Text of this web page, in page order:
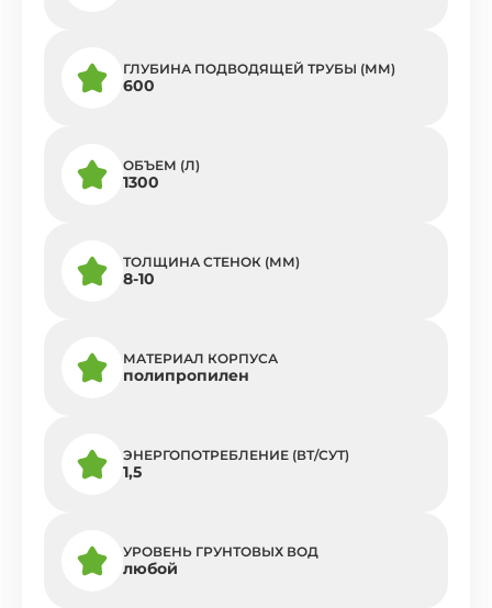
ГЛУБИНА ПОДВОДЯЩЕЙ ТРУБЫ (ММ)
600
ОБЪЕМ (Л)
1300
ТОЛЩИНА СТЕНОК (ММ)
8-10
МАТЕРИАЛ КОРПУСА
полипропилен
ЭНЕРГОПОТРЕБЛЕНИЕ (ВТ/СУТ)
1,5
УРОВЕНЬ ГРУНТОВЫХ ВОД
любой